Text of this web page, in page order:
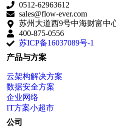
0512-62963612
sales@flow-ever.com
苏州大道西9号中海财富中
400-875-0556
苏ICP备16037089号-1
产品与方案
云架构解决方案
数据安全方案
企业网络
IT方案小超市
公司